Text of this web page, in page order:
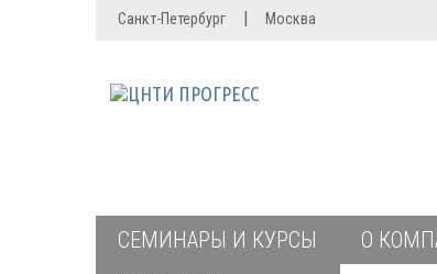
Санкт-Петербург | Москва
СЕМИНАРЫ И КУРСЫ О